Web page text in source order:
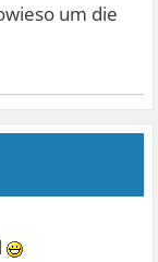
um die